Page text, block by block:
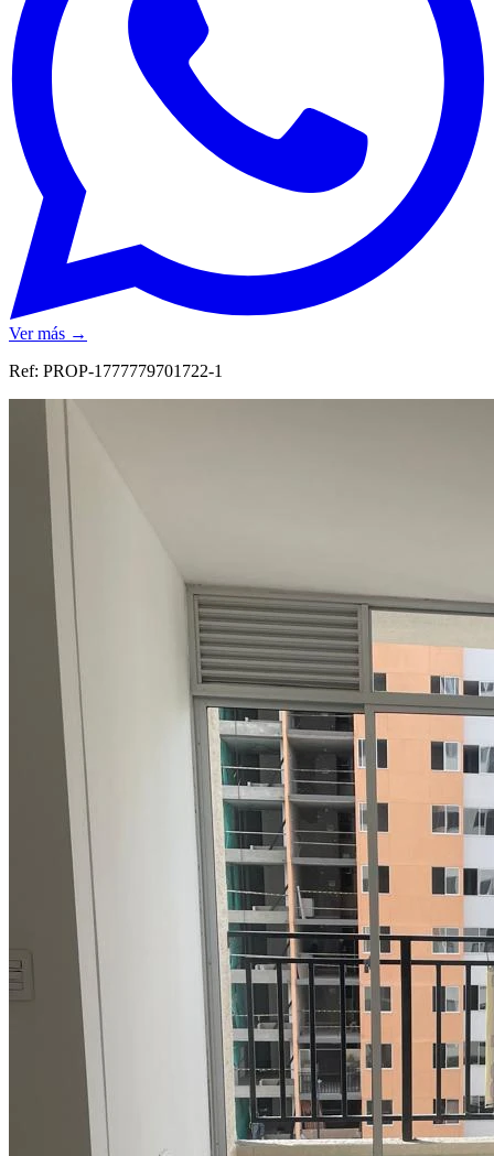
Ver más →
Ref: PROP-1777779701722-1